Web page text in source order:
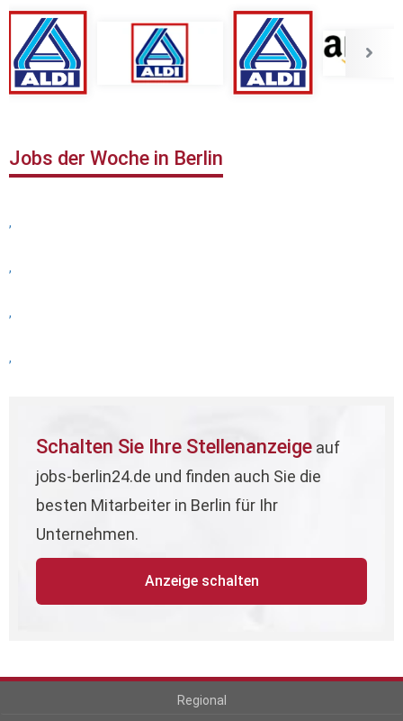
Jobs der Woche in Berlin
,
,
,
,
Schalten Sie Ihre Stellenanzeige auf
jobs-berlin24.de und finden auch Sie die
besten Mitarbeiter in Berlin für Ihr
Unternehmen.
Anzeige schalten
Regional